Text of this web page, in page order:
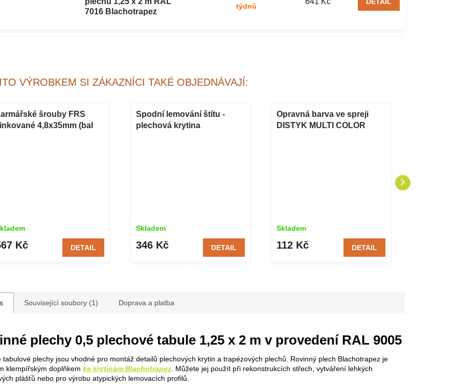
7016 Blachotrapez
týdnů
VÝROBKEM SI ZÁKAZNÍCI TAKÉ OBJEDNÁVAJÍ:
šrouby FRS
4,8x35mm (bal
Kč DETAIL
Spodní lemování štítu -
plechová krytina
Skladem
346 Kč DETAIL
Opravná barva ve spreji
DISTYK MULTI COLOR
Skladem
112 Kč DETAIL
Související soubory (1) Doprava a platba
plechy 0,5 plechové tabule 1,25 x 2 m v provedení RAL 9005
tabulové plechy jsou vhodné pro montáž detailů plechových krytin a trapézových plechů. Rovinný plech Blachotrapez je
klempířským doplňkem ke krytinám Blachotrapez. Můžete jej použít při rekonstrukcích střech, vytváření lehkých
plášťů nebo pro výrobu atypických lemovacích profilů.